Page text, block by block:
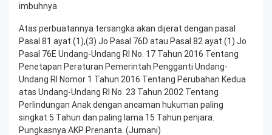
imbuhnya
Atas perbuatannya tersangka akan dijerat dengan pasal
Pasal 81 ayat (1),(3) Jo Pasal 76D atau Pasal 82 ayat (1) Jo
Pasal 76E Undang-Undang RI No. 17 Tahun 2016 Tentang
Penetapan Peraturan Pemerintah Pengganti Undang-
Undang RI Nomor 1 Tahun 2016 Tentang Perubahan Kedua
atas Undang-Undang RI No. 23 Tahun 2002 Tentang
Perlindungan Anak dengan ancaman hukuman paling
singkat 5 Tahun dan paling lama 15 Tahun penjara.
Pungkasnya AKP Prenanta. (Jumani)